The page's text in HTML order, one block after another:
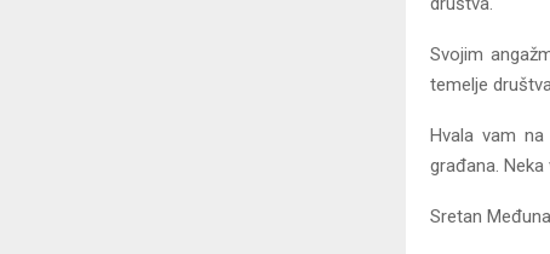
Svojim
temelje
Hvala vam
građana.
Sretan